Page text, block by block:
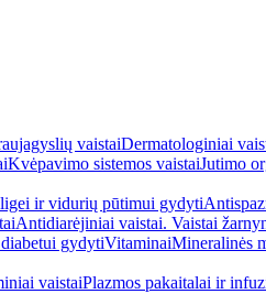
vaistaiDermatologiniai
Kvėpavimo sistemos vaistaiJutimo
ir vidurių pūtimui gydyti
Antidiarėjiniai vaistai. Vaistai
gydytiVitaminaiMineralinės
vaistaiPlazmos pakaitalai ir